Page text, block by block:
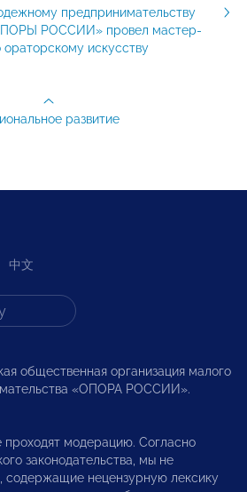
предпринимательству
РОССИИ» провел мастер-
ораторскому искусству
развитие
中文
общественная организация малого
«ОПОРА РОССИИ».
модерацию. Согласно
законодательства, мы не
содержащие нецензурную лексику